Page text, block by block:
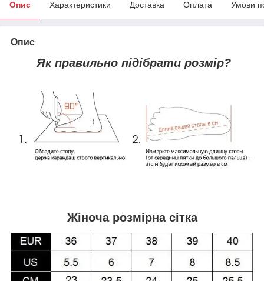
Опис Характеристики Доставка Оплата Умови
Опис
Як правильно підібрати розмір?
Жіноча розмірна сітка